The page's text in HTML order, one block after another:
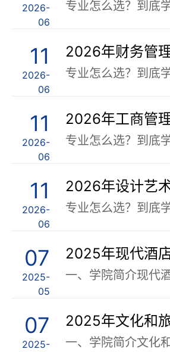
2026-
06
11
2026-
06
2026年财务管
11
2026-
06
2026年工商管
11
2026-
06
2026年设计艺
07
2025-
05
2025年现代酒
07
2025-
2025年文化和